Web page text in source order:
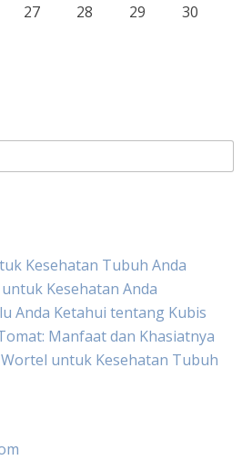
27 28 29
30
Kesehatan Tubuh Anda
Kesehatan Anda
Anda Ketahui tentang Kubis
Manfaat dan Khasiatnya
untuk Kesehatan Tubuh